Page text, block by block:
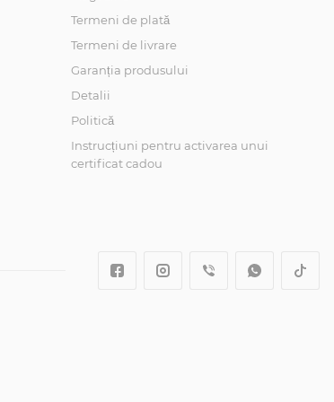
Termeni de plată
Termeni de livrare
Garanția produsului
Detalii
Politică
Instrucțiuni pentru activarea unui
certificat cadou